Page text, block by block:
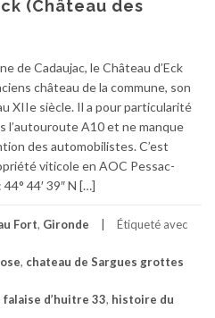
(Château des
de Cadaujac, le Château d’Eck
château de la commune, son
XIIe siècle. Il a pour particularité
l’autouroute A10 et ne manque
des automobilistes. C’est
viticole en AOC Pessac-
44′ 39″ N […]
Fort, Gironde Étiqueté avec
, chateau de Sargues grottes
falaise d’huitre 33, histoire du